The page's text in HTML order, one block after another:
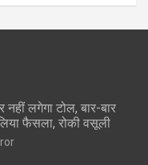
लगेगा टोल, बार-बार
फैसला, रोकी वसूली